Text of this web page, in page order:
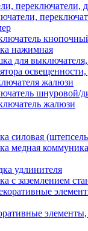
переключатели,
нажимная
для
жалюзи
шнуровой/
жалюзи
силовая
медная
удлинителя
с заземлением